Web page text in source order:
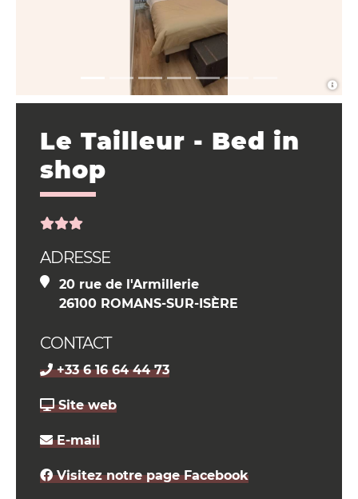
Le Tailleur - Bed in
shop
ADRESSE
20 rue de l'Armillerie
26100 ROMANS-SUR-ISÈRE
CONTACT
+33 6 16 64 44 73
Site web
E-mail
Visitez notre page Facebook